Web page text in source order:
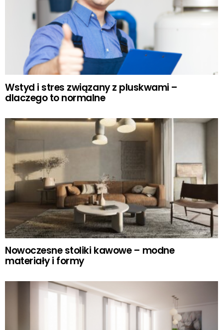
Wstyd i stres związany z pluskwami –
dlaczego to normalne
Nowoczesne stoliki kawowe – modne
materiały i formy